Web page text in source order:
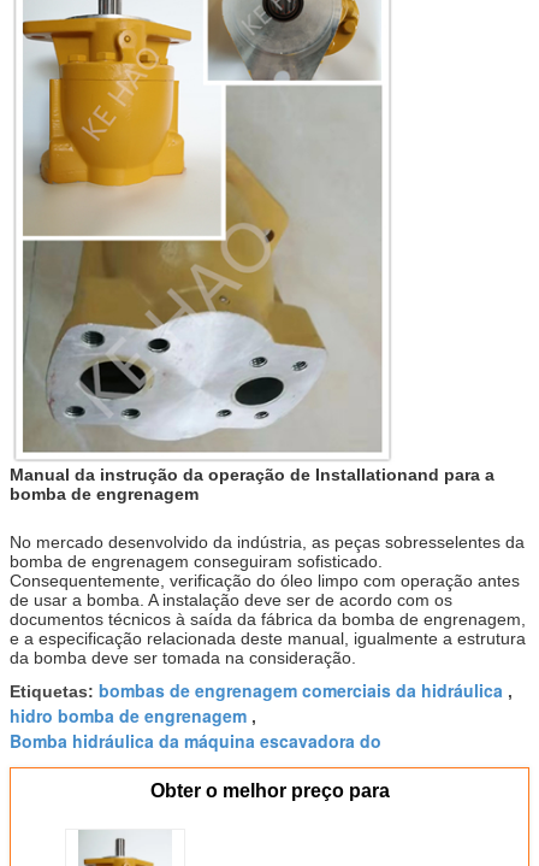
Manual da instrução da operação de Installationand para a
bomba de engrenagem
No mercado desenvolvido da indústria, as peças sobresselentes da
bomba de engrenagem conseguiram sofisticado.
Consequentemente, verificação do óleo limpo com operação antes
de usar a bomba. A instalação deve ser de acordo com os
documentos técnicos à saída da fábrica da bomba de engrenagem,
e a especificação relacionada deste manual, igualmente a estrutura
da bomba deve ser tomada na consideração.
Etiquetas: bombas de engrenagem comerciais da hidráulica ,
hidro bomba de engrenagem ,
Bomba hidráulica da máquina escavadora do
Obter o melhor preço para